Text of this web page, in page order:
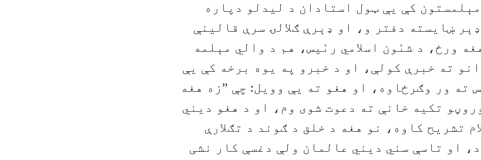
مېلمستون کې یې ټول استادان د لیدلو دپاره
ښایسته دفتر و، او ډېرې ګلالۍ سرې قالینې
ورځ، د شىٔون اسلامي رىٔیس، هم د والي مېلمه
ته خبرې کولې، او د خبرو په یوه برخه کې یې
ته ور وګرځاوه، او هغو ته یې وویل: چې ”زه هغه
تکیه خانې ته دعوت شوی وم، او د هغو دیني
تشریح کاوه، نو هغه د خلق د ګوند د تګلارې
او تاسې سني دیني عالمان ولې دغسې کار نشی